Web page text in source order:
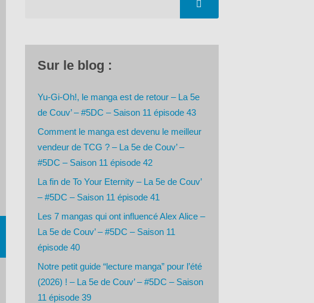
Sur le blog :
Yu-Gi-Oh!, le manga est de retour – La 5e
de Couv’ – #5DC – Saison 11 épisode 43
Comment le manga est devenu le meilleur
vendeur de TCG ? – La 5e de Couv’ –
#5DC – Saison 11 épisode 42
La fin de To Your Eternity – La 5e de Couv’
– #5DC – Saison 11 épisode 41
Les 7 mangas qui ont influencé Alex Alice –
La 5e de Couv’ – #5DC – Saison 11
épisode 40
Notre petit guide “lecture manga” pour l’été
(2026) ! – La 5e de Couv’ – #5DC – Saison
11 épisode 39